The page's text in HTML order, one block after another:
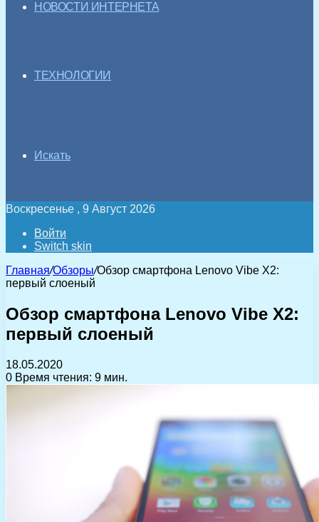
НОВОСТИ ИНТЕРНЕТА
ТЕХНОЛОГИИ
Искать
Воскресенье , 9 Август 2026
Войти
Switch skin
Главная/Обзоры/Обзор смартфона Lenovo Vibe X2:
первый слоеный
Обзор смартфона Lenovo Vibe X2:
первый слоеный
18.05.2020
0 Время чтения: 9 мин.